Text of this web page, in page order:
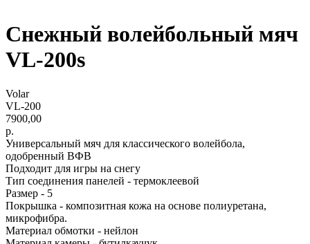
Снежный волейбольный мяч
VL-200s
Volar
VL-200
7900,00
р.
Универсальный мяч для классического волейбола,
одобренный ВФВ
Подходит для игры на снегу
Тип соединения панелей - термоклеевой
Размер - 5
Покрышка - композитная кожа на основе полиуретана,
микрофибра.
Материал обмотки - нейлон